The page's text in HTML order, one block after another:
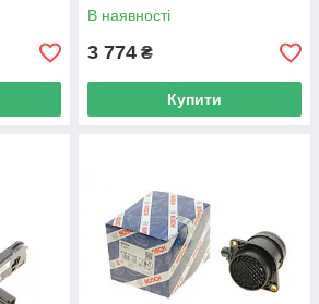
В наявності
3 774 ₴
Купити